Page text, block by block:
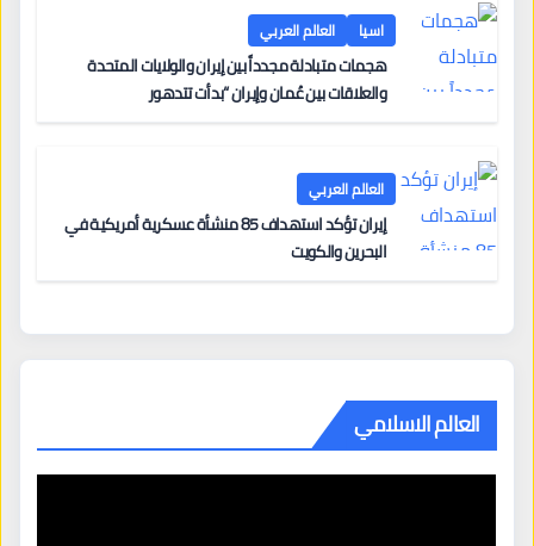
اسيا العالم العربي
هجمات متبادلة مجدداً بين إيران والولايات المتحدة
والعلاقات بين عُمان وإيران “بدأت تتدهور
العالم العربي
إيران تؤكد استهداف 85 منشأة عسكرية أمريكية في
البحرين والكويت
العالم الاسلامي